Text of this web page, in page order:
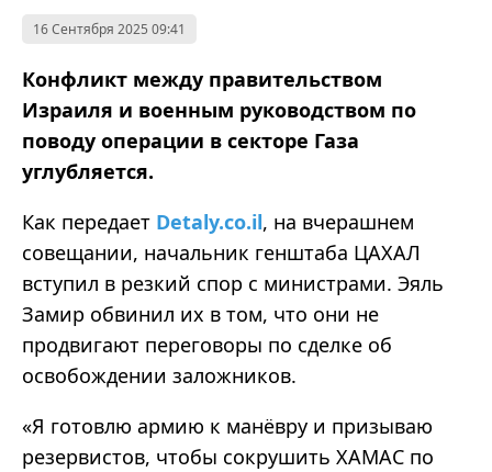
16 Сентября 2025 09:41
Конфликт между правительством
Израиля и военным руководством по
поводу операции в секторе Газа
углубляется.
Как передает Detaly.co.il, на вчерашнем
совещании, начальник генштаба ЦАХАЛ
вступил в резкий спор с министрами. Эяль
Замир обвинил их в том, что они не
продвигают переговоры по сделке об
освобождении заложников.
«Я готовлю армию к манёвру и призываю
резервистов, чтобы сокрушить ХАМАС по